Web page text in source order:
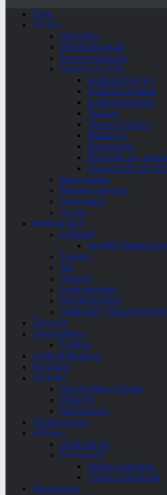
Start
Verein
Aktuelles
Vorstandschaft
Ehrenmitglieder
Vereinschronik
Fußball-Herren
Fußball-Jugend
Fußball-Damen
Turnen
Stockschützen
Wandern
Badminton
Berichte zur
Festschrift zum
Baumpaten
Mitglied werden
Formulare
Archiv
Abteilungen
Fußball
Anpfiff
Turnen
Ski
Jugend
Leichtathletik
Stockschützen
Volleyball /
Termine
Sportstätten
Galerie
Hallenbelegung
Bouldern
Kontakt
Anschriften / Email
DSGVO
Impressum
Förderverein
eShops
Onlineshop
Flohmarkt
Artikel anbieten
Unser Flohmarkt
Sponsoren